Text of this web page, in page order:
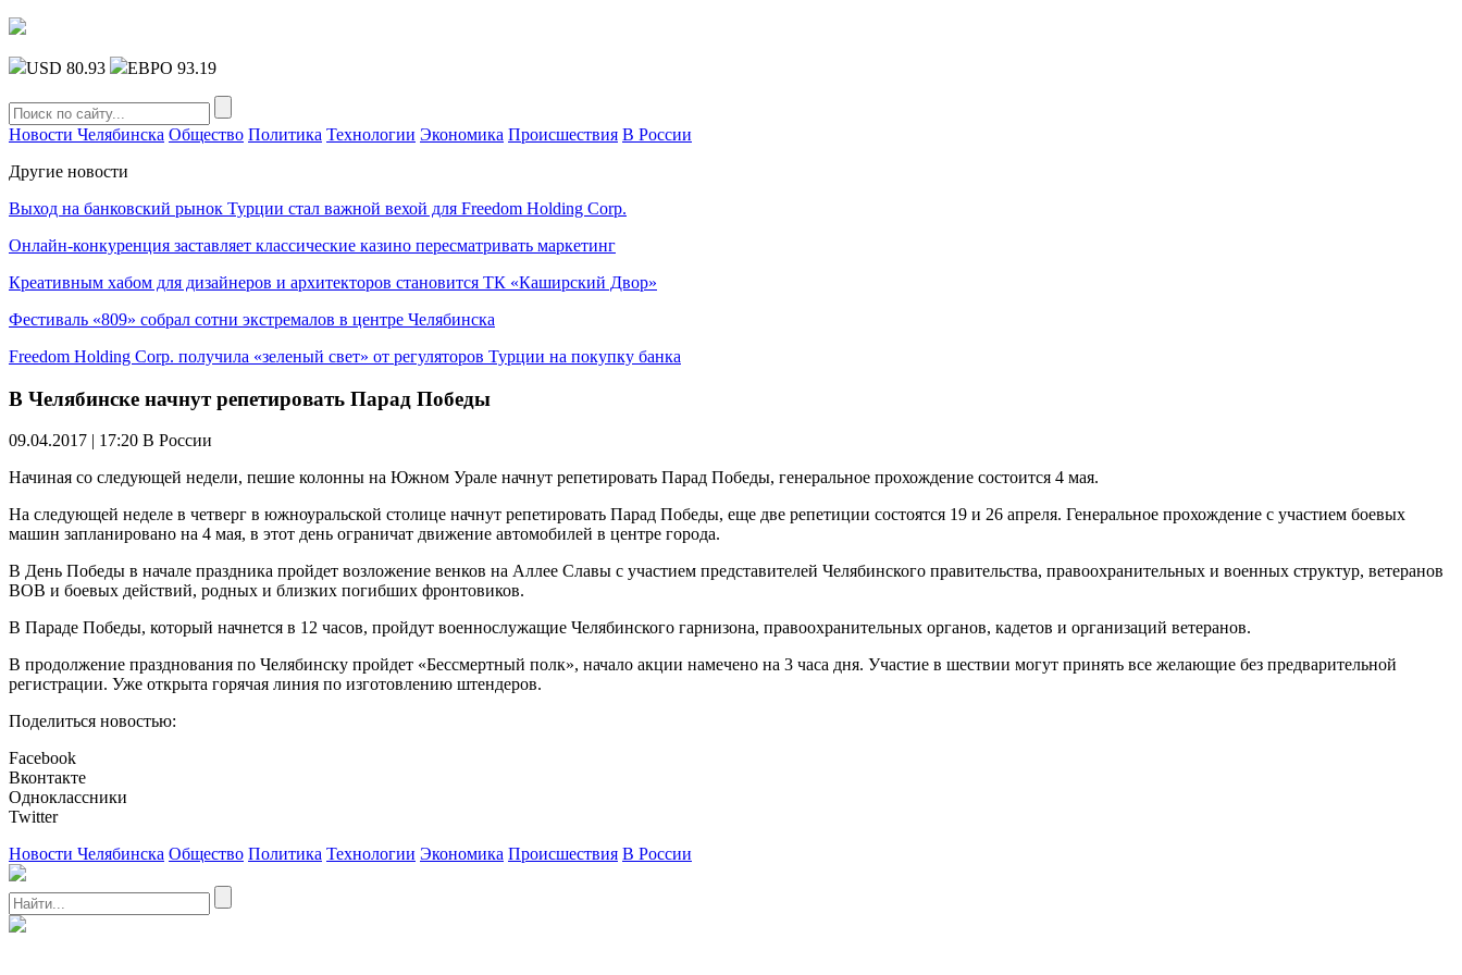
USD 80.93 ЕВРО 93.19
Новости Челябинска Общество Политика Технологии Экономика Происшествия В России
Другие новости
Выход на банковский рынок Турции стал важной вехой для Freedom Holding Corp.
Онлайн-конкуренция заставляет классические казино пересматривать маркетинг
Креативным хабом для дизайнеров и архитекторов становится ТК «Каширский Двор»
Фестиваль «809» собрал сотни экстремалов в центре Челябинска
Freedom Holding Corp. получила «зеленый свет» от регуляторов Турции на покупку банка
В Челябинске начнут репетировать Парад Победы
09.04.2017 | 17:20 В России
Начиная со следующей недели, пешие колонны на Южном Урале начнут репетировать Парад Победы, генеральное прохождение состоится 4 мая.
На следующей неделе в четверг в южноуральской столице начнут репетировать Парад Победы, еще две репетиции состоятся 19 и 26 апреля. Генеральное прохождение с участием боевых
машин запланировано на 4 мая, в этот день ограничат движение автомобилей в центре города.
В День Победы в начале праздника пройдет возложение венков на Аллее Славы с участием представителей Челябинского правительства, правоохранительных и военных структур, ветеранов
ВОВ и боевых действий, родных и близких погибших фронтовиков.
В Параде Победы, который начнется в 12 часов, пройдут военнослужащие Челябинского гарнизона, правоохранительных органов, кадетов и организаций ветеранов.
В продолжение празднования по Челябинску пройдет «Бессмертный полк», начало акции намечено на 3 часа дня. Участие в шествии могут принять все желающие без предварительной
регистрации. Уже открыта горячая линия по изготовлению штендеров.
Поделиться новостью:
Facebook
Вконтакте
Одноклассники
Twitter
Новости Челябинска Общество Политика Технологии Экономика Происшествия В России